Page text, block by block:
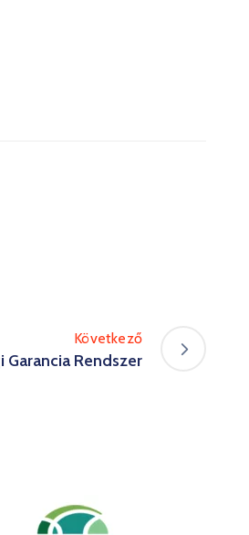
Következő
Garancia Rendszer